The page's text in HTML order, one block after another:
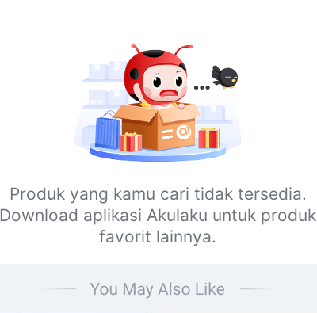
Produk yang kamu cari tidak tersedia.
Download aplikasi Akulaku untuk produk
favorit lainnya.